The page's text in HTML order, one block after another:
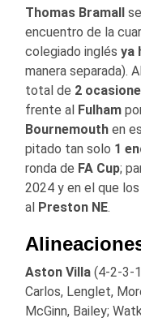
Thomas Bramall
encuentro de la
colegiado inglés ya
manera separada). Al
total de 2
frente al Fulham
Bournemouth en
pitado tan solo 1
ronda de FA Cup;
2024 y en el que
al Preston NE.
Aston Villa (4-2-3-
Carlos, Lenglet,
McGinn, Bailey;